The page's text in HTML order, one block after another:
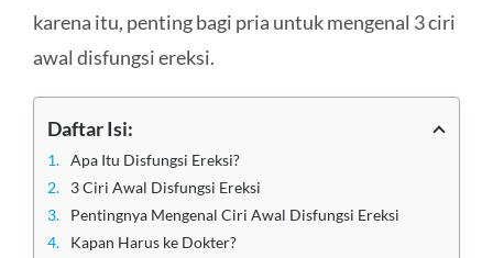
karena itu, penting bagi pria untuk mengenal 3 ciri
awal disfungsi ereksi.
Daftar Isi:
Apa Itu Disfungsi Ereksi?
3 Ciri Awal Disfungsi Ereksi
Pentingnya Mengenal Ciri Awal Disfungsi Ereksi
Kapan Harus ke Dokter?